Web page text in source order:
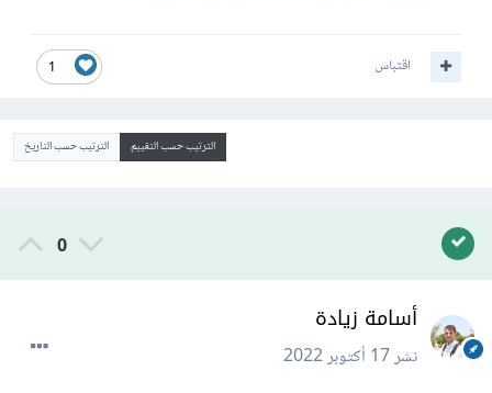
1 اقتباس
الترتيب حسب التقييم الترتيب حسب التاريخ
0
أسامة زيادة
نشر17 أكتوبر 2022